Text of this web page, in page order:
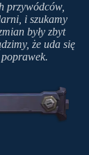
przywódców,
i szukamy
były zbyt
że uda się